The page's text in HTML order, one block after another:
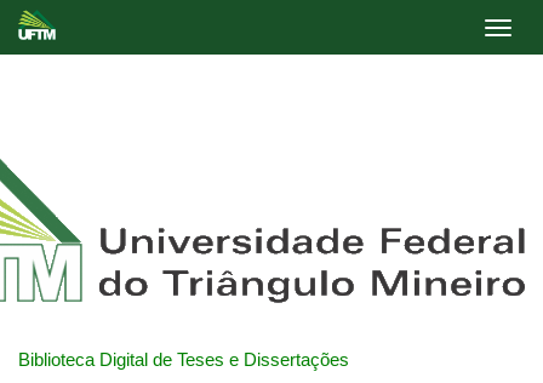
Biblioteca Digital de Teses e Dissertações